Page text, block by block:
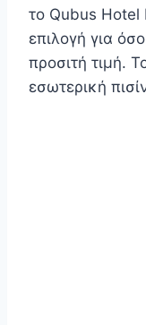
το Qubus Hotel
επιλογή για
προσιτή τιμή.
εσωτερική